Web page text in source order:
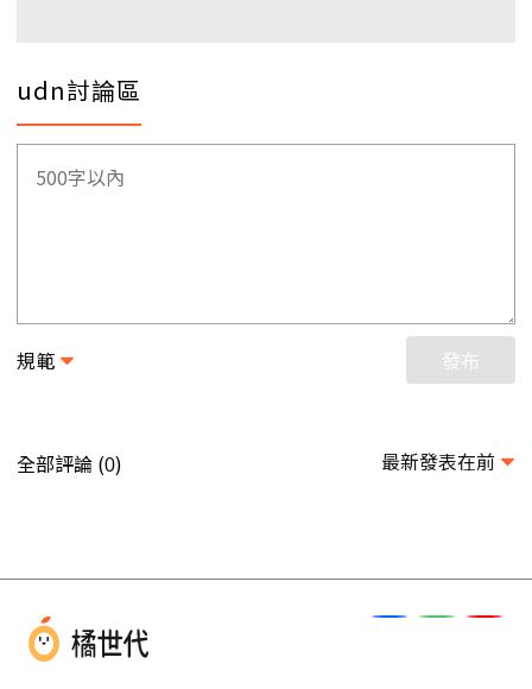
udn討論區
規範 發布
全部評論 (0) 最新發表在前